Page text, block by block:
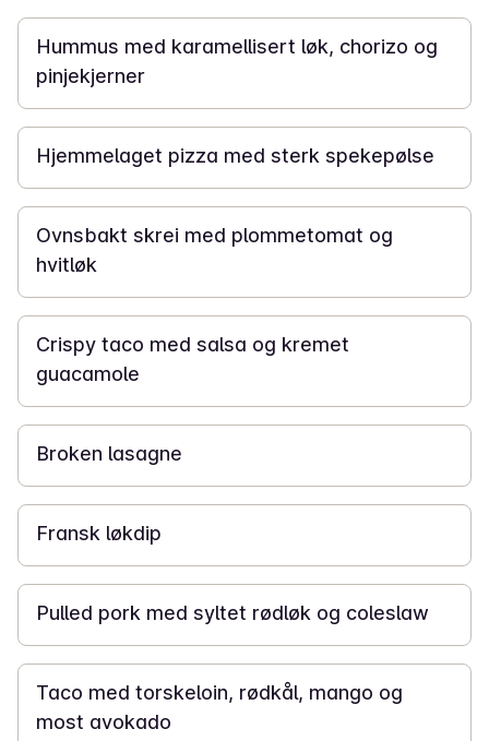
Hummus med karamellisert løk, chorizo og
pinjekjerner
1 t
Hjemmelaget pizza med sterk spekepølse
50 min
Ovnsbakt skrei med plommetomat og
hvitløk
30 min
Crispy taco med salsa og kremet
guacamole
40 min
Broken lasagne
40 min
Fransk løkdip
40 min
Pulled pork med syltet rødløk og coleslaw
30 min
Taco med torskeloin, rødkål, mango og
most avokado